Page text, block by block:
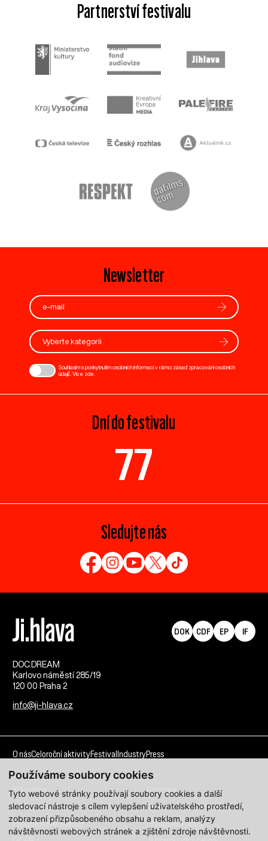
Používáme soubory cookies
Tyto webové stránky používají soubory cookies a další
sledovací nástroje s cílem vylepšení uživatelského prostředí,
zobrazení přizpůsobeného obsahu a reklam, analýzy
návštěvnosti webových stránek a zjištění zdroje návštěvnosti.
Partnerství festivalu
Newsletter
Vyberte kategorii
Souhlasím s poskytnutím osobních informací v rámci zásad zpracování osobních
údajů. Více zde
Dní do festivalu
77
Sledujte nás
DOC.DREAM​
Karlovo náměstí 285/19
120 00 Praha 2
info@ji-hlava.cz
DOK CDF EP IF
O násCeloroční aktivityFestival IndustryPress
Kdo jsme
Kontakt
Partnerství
Pracovní příležitosti
Programové sekce
Přihlášení filmu